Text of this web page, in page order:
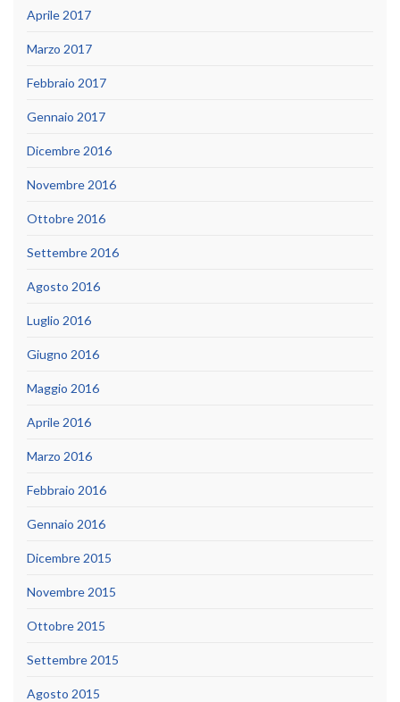
Aprile 2017
Marzo 2017
Febbraio 2017
Gennaio 2017
Dicembre 2016
Novembre 2016
Ottobre 2016
Settembre 2016
Agosto 2016
Luglio 2016
Giugno 2016
Maggio 2016
Aprile 2016
Marzo 2016
Febbraio 2016
Gennaio 2016
Dicembre 2015
Novembre 2015
Ottobre 2015
Settembre 2015
Agosto 2015